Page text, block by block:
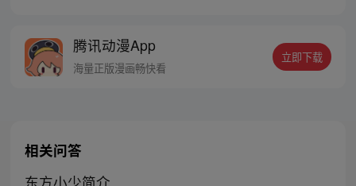
讲台上拿着他情书羞辱的对象，但是这些都
不重要，最重要的是他还记忆起了另外一件
腾讯动漫App
海量正版漫画畅快看
立即下载
相关问答
东方小少简介